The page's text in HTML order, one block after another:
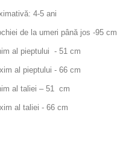
4-5 ani
de la umeri până jos -95 cm
al pieptului - 51 cm
al pieptului - 66 cm
al taliei – 51 cm
al taliei - 66 cm